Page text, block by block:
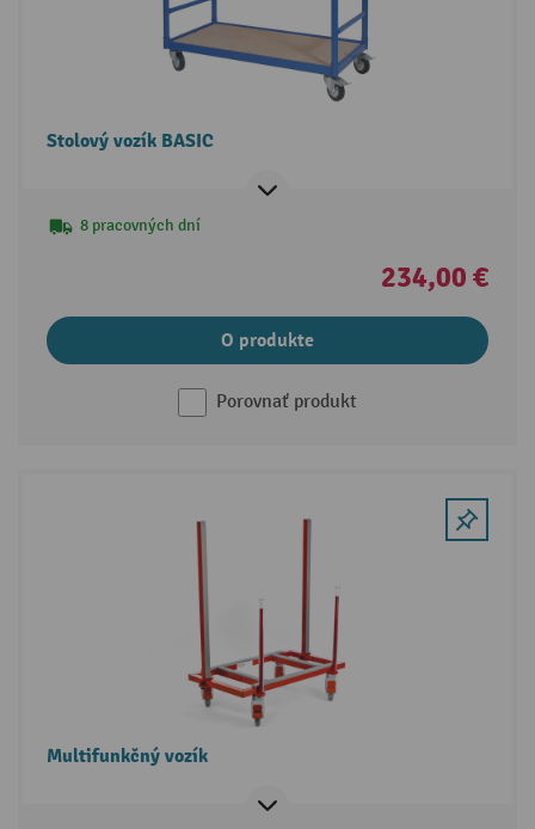
Stolový vozík BASIC
8 pracovných dní
234,00 €
O produkte
Porovnať produkt
Multifunkčný vozík